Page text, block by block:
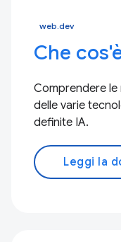
web.dev
Che
Comprendere le
delle varie
definite IA.
Leggi la